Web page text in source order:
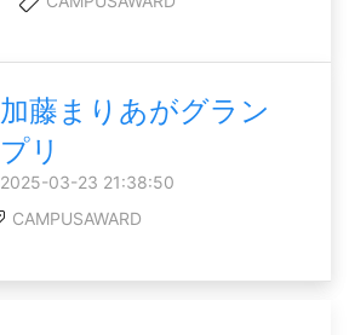
加藤まりあがグラン
プリ
2025-03-23 21:38:50
CAMPUSAWARD